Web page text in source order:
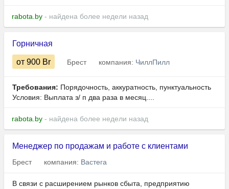
rabota.by - найдена более недели назад
Горничная
от 900 Br Брест компания: ЧиллПилл
Требования: Порядочность, аккуратность, пунктуальность
Условия: Выплата з/ п два раза в месяц....
rabota.by - найдена более недели назад
Менеджер по продажам и работе с клиентами
Брест компания: Вастега
В связи с расширением рынков сбыта, предприятию